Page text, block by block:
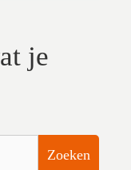
je
Zoeken